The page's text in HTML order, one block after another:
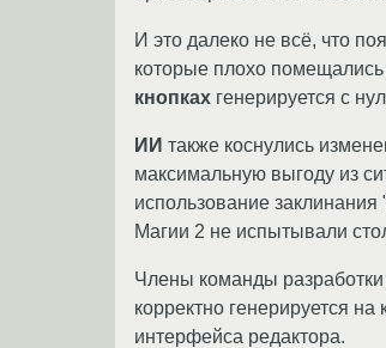
И это далеко не всё, что
которые плохо помещались
кнопках генерируется с
ИИ также коснулись
максимальную выгоду из
использование заклинания
Магии 2 не испытывали
Члены команды
корректно генерируется
интерфейса редактора.